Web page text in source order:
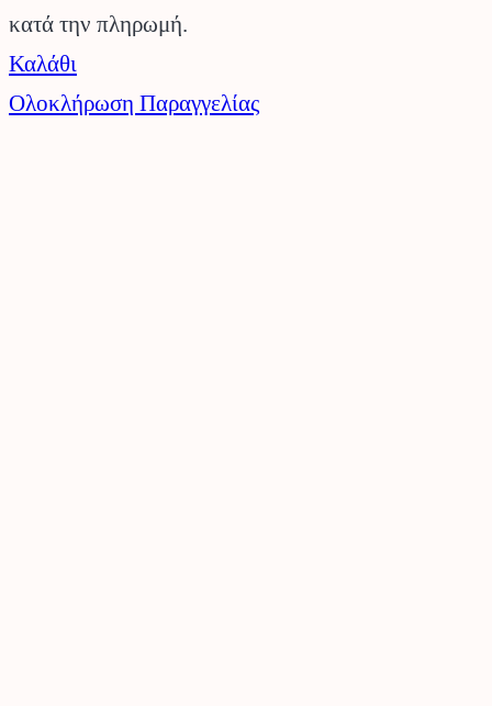
στο
καλάθι
κατά την πληρωμή.
Καλάθι
Ολοκλήρωση Παραγγελίας